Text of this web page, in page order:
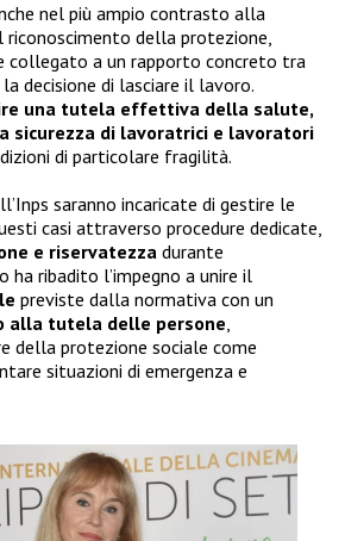
nel più ampio contrasto alla
riconoscimento della protezione,
collegato a un rapporto concreto tra
decisione di lasciare il lavoro.
una tutela effettiva della salute,
sicurezza di lavoratrici e lavoratori
di particolare fragilità.
saranno incaricate di gestire le
casi attraverso procedure dedicate,
e riservatezza durante
ha ribadito l’impegno a unire il
previste dalla normativa con un
alla tutela delle persone,
della protezione sociale come
situazioni di emergenza e